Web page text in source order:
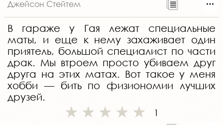
Джейсон Стейтем
В гараже у Гая лежат специальные
маты, и еще к нему захаживает один
приятель, большой специалист по части
драк. Мы втроем просто убиваем друг
друга на этих матах. Вот такое у меня
хобби — бить по физиономии лучших
друзей.
1